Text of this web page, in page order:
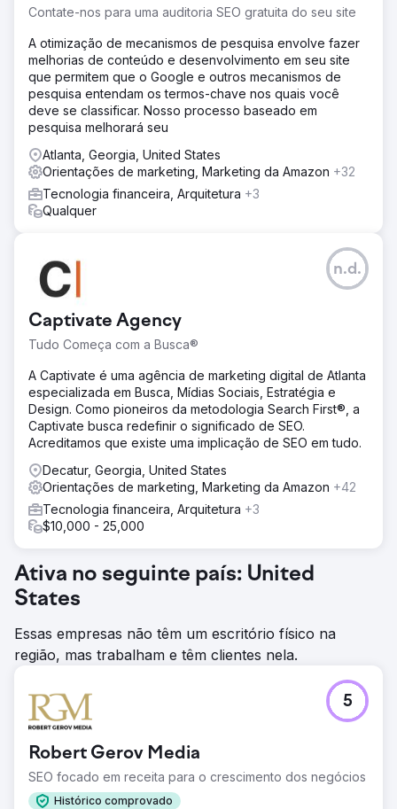
Contate-nos para uma auditoria SEO gratuita do seu site
A otimização de mecanismos de pesquisa envolve fazer
melhorias de conteúdo e desenvolvimento em seu site
que permitem que o Google e outros mecanismos de
pesquisa entendam os termos-chave nos quais você
deve se classificar. Nosso processo baseado em
pesquisa melhorará seu
Atlanta, Georgia, United States
Orientações de marketing, Marketing da Amazon +32
Tecnologia financeira, Arquitetura +3
Qualquer
Captivate Agency
Tudo Começa com a Busca®
n.d.
A Captivate é uma agência de marketing digital de Atlanta
especializada em Busca, Mídias Sociais, Estratégia e
Design. Como pioneiros da metodologia Search First®, a
Captivate busca redefinir o significado de SEO.
Acreditamos que existe uma implicação de SEO em tudo.
Decatur, Georgia, United States
Orientações de marketing, Marketing da Amazon +42
Tecnologia financeira, Arquitetura +3
$10,000 - 25,000
Ativa no seguinte país: United
States
Essas empresas não têm um escritório físico na
região, mas trabalham e têm clientes nela.
Robert Gerov Media
SEO focado em receita para o crescimento dos negócios
Histórico comprovado
5